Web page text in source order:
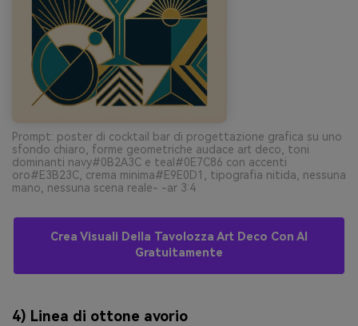
Prompt: poster di cocktail bar di progettazione grafica su uno
sfondo chiaro, forme geometriche audace art deco, toni
dominanti navy#0B2A3C e teal#0E7C86 con accenti
oro#E3B23C, crema minima#E9E0D1, tipografia nitida, nessuna
mano, nessuna scena reale- -ar 3:4
Crea Visuali Della Tavolozza Art Deco Con AI
Gratuitamente
4) Linea di ottone avorio